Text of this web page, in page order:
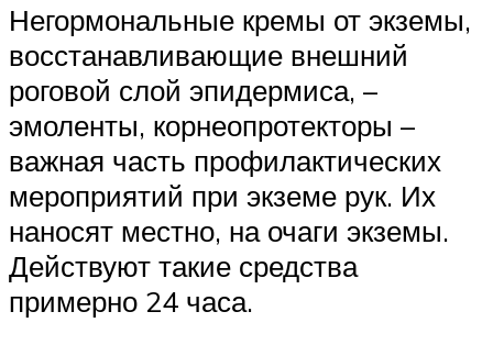
Негормональные кремы от экземы,
восстанавливающие внешний
роговой слой эпидермиса, –
эмоленты, корнеопротекторы –
важная часть профилактических
мероприятий при экземе рук. Их
наносят местно, на очаги экземы.
Действуют такие средства
примерно 24 часа.